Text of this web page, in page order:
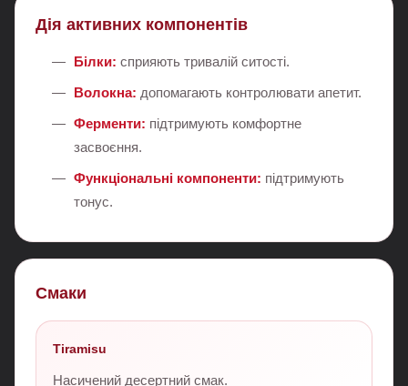
Дія активних компонентів
Білки: сприяють тривалій ситості.
Волокна: допомагають контролювати апетит.
Ферменти: підтримують комфортне
засвоєння.
Функціональні компоненти: підтримують
тонус.
Смаки
Tiramisu
Насичений десертний смак.